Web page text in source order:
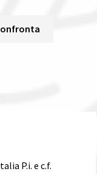
P.i. e c.f.